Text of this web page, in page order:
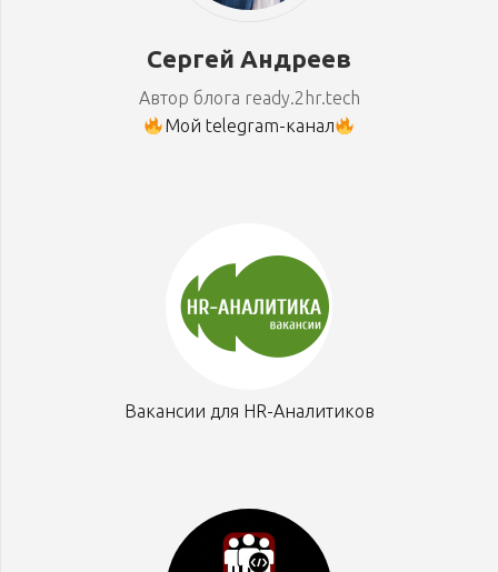
Сергей Андреев
Автор блога ready.2hr.tech
Мой telegram-канал
Вакансии для HR-Аналитиков